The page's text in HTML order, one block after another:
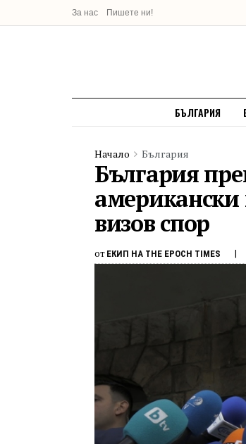
За нас Пишете ни!
БЪЛГАРИЯ
Начало България
България
американски
визов спор
от ЕКИП НА THE EPOCH TIMES